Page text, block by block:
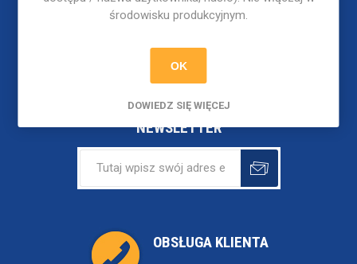
NEWSLETTER
OBSŁUGA KLIENTA
środowisku produkcyjnym.
OK
DOWIEDZ SIĘ WIĘCEJ